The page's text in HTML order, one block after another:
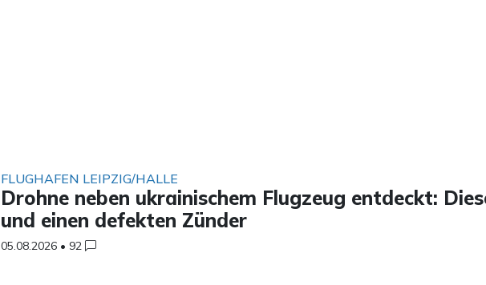
FLUGHAFEN LEIPZIG/HALLE
Drohne neben ukrainischem Flugzeug entdeckt:
und einen defekten Zünder
05.08.2026 • 92